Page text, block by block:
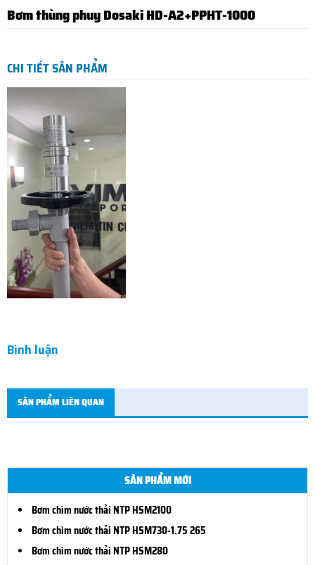
Bơm thùng phuy Dosaki HD-A2+PPHT-1000
CHI TIẾT SẢN PHẨM
Bình luận
SẢN PHẨM LIÊN QUAN
SẢN PHẨM MỚI
Bơm chìm nước thải NTP HSM2100
Bơm chìm nước thải NTP HSM730-1.75 265
Bơm chìm nước thải NTP HSM280